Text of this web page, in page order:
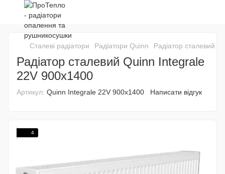
Сталеві радіатори Радіатори Quinn Радіатор сталевий
Радіатор сталевий Quinn Integrale
22V 900x1400
Артикул: Quinn Integrale 22V 900x1400 Написати відгук
4